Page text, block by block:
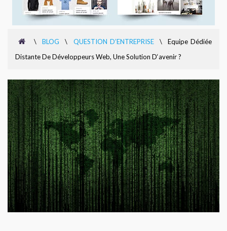
\ BLOG \ QUESTION D’ENTREPRISE \
Equipe Dédiée
Distante De Développeurs Web, Une Solution D‘avenir ?